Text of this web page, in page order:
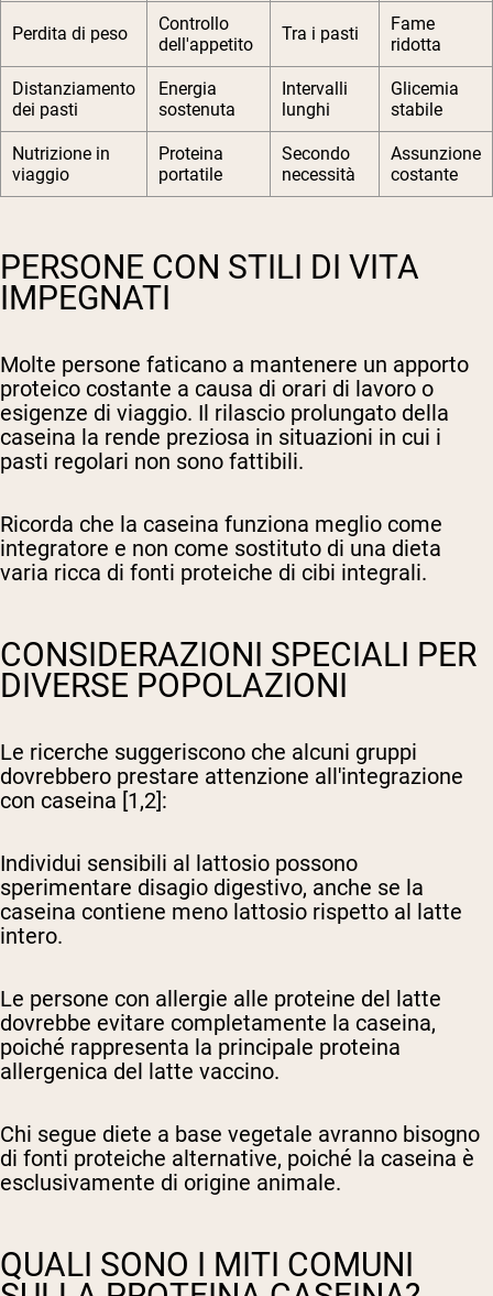
Perdita di peso
Controllo
dell'appetito
Tra i pasti
Fame
ridotta
Distanziamento
dei pasti
Energia
sostenuta
Intervalli
lunghi
Glicemia
stabile
Nutrizione in
viaggio
Proteina
portatile
Secondo
necessità
Assunzione
costante
PERSONE CON STILI DI VITA
IMPEGNATI
Molte persone faticano a mantenere un apporto
proteico costante a causa di orari di lavoro o
esigenze di viaggio. Il rilascio prolungato della
caseina la rende preziosa in situazioni in cui i
pasti regolari non sono fattibili.
Ricorda che la caseina funziona meglio come
integratore e non come sostituto di una dieta
varia ricca di fonti proteiche di cibi integrali.
CONSIDERAZIONI SPECIALI PER
DIVERSE POPOLAZIONI
Le ricerche suggeriscono che alcuni gruppi
dovrebbero prestare attenzione all'integrazione
con caseina [1,2]:
Individui sensibili al lattosio possono
sperimentare disagio digestivo, anche se la
caseina contiene meno lattosio rispetto al latte
intero.
Le persone con allergie alle proteine del latte
dovrebbe evitare completamente la caseina,
poiché rappresenta la principale proteina
allergenica del latte vaccino.
Chi segue diete a base vegetale avranno bisogno
di fonti proteiche alternative, poiché la caseina è
esclusivamente di origine animale.
QUALI SONO I MITI COMUNI